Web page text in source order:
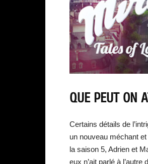
QUE PEUT ON
Certains détails de
un nouveau méchant
la saison 5, Adrien et
eux n’ait parlé à